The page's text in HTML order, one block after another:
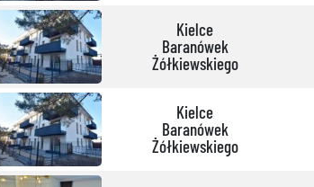
Kielce
Baranówek
Żółkiewskiego
Kielce
Baranówek
Żółkiewskiego